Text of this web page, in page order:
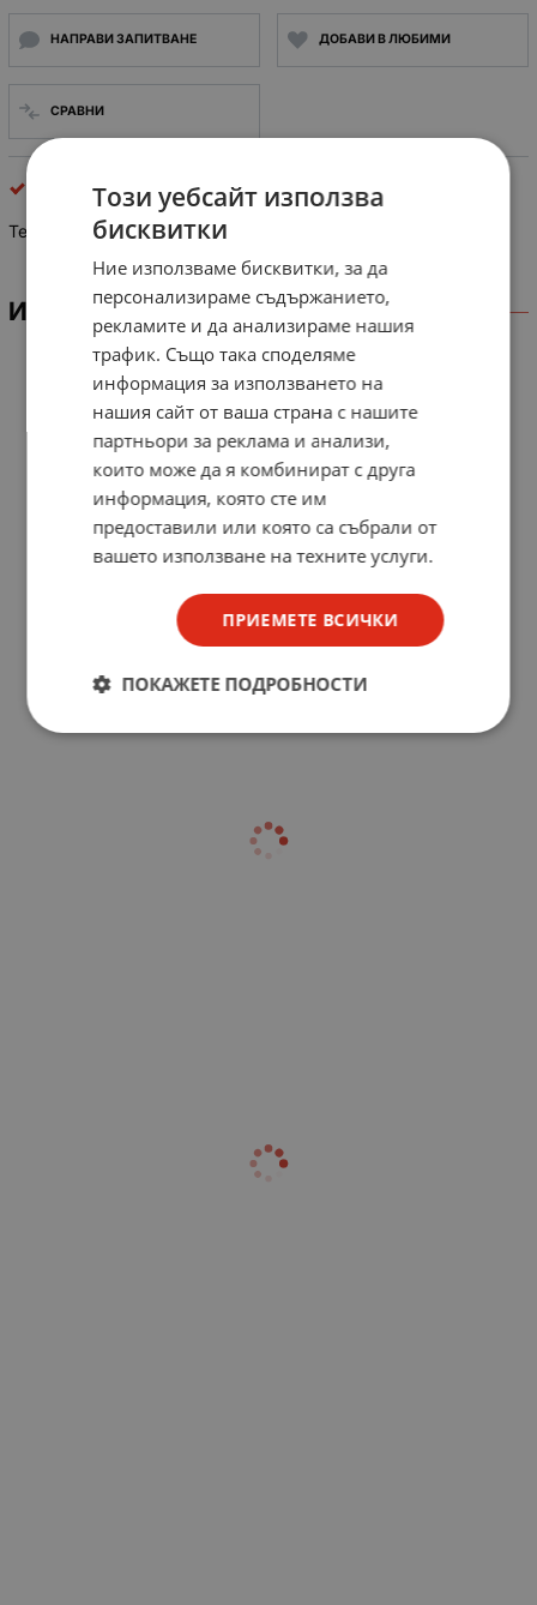
НАПРАВИ ЗАПИТВАНЕ ДОБАВИ В ЛЮБИМИ
СРАВНИ
съединители rj
Телефонна розетка за стена ТА-1027 RJ11 6p4c
ИНФОРМАЦИЯ
Този уебсайт използва
бисквитки
Ние използваме бисквитки, за да
персонализираме съдържанието,
рекламите и да анализираме нашия
трафик. Също така споделяме
информация за използването на
нашия сайт от ваша страна с нашите
партньори за реклама и анализи,
които може да я комбинират с друга
информация, която сте им
предоставили или която са събрали от
вашето използване на техните услуги.
ПРИЕМЕТЕ ВСИЧКИ
ПОКАЖЕТЕ ПОДРОБНОСТИ